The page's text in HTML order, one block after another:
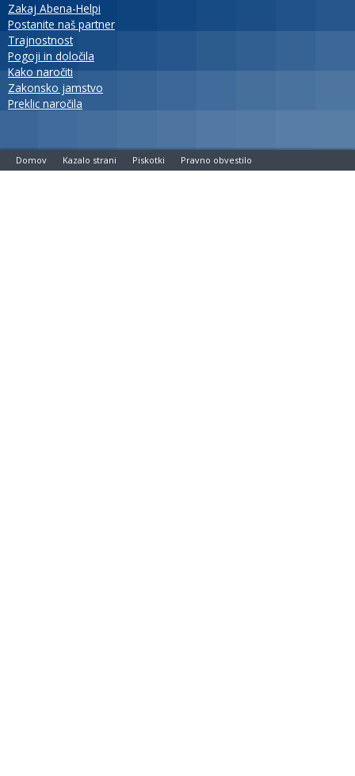
Zakaj Abena-Helpi
Postanite naš partner
Trajnostnost
Pogoji in določila
Kako naročiti
Zakonsko jamstvo
Preklic naročila
Domov Kazalo strani Piskotki Pravno obvestilo